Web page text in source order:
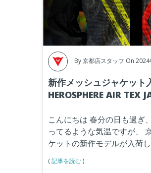
By京都店スタッフ On 2024
新作メッシュジャケット
HEROSPHERE AIR TEX
こんにちは 春分の日も過ぎ
ってるような気温ですが、
ケットの新作モデルが入荷
(記事を読む)